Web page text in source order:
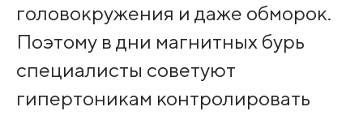
головокружения и даже обморок.
Поэтому в дни магнитных бурь
специалисты советуют
гипертоникам контролировать